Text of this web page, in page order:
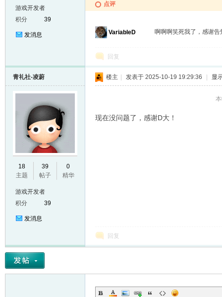
M
游戏开发者
积分
39
发消息
点评
VariableD 啊啊啊笑死我了，感谢
回复
青礼社-凌蔚
18
主题
39
帖子
0
精华
游戏开发者
积分
39
发消息
楼主 发表于 2025-10-19 19:29:36 显
现在没问题了，感谢D大！
回复